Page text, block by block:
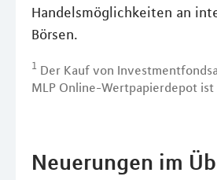
Handelsmöglichkeiten an
Börsen.
1 Der Kauf von
MLP Online-Wertpapierdepot
Neuerungen im